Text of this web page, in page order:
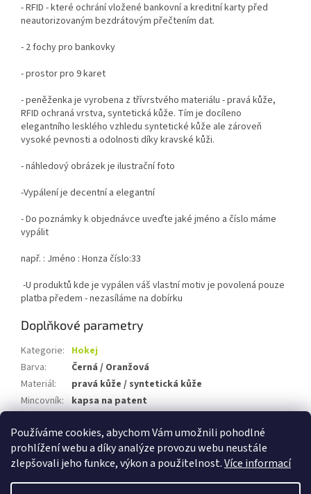
Používáme cookies, abychom Vám umožnili pohodlné
prohlížení webu a díky analýze provozu webu neustále
zlepšovali jeho funkce, výkon a použitelnost.Více informací
- RFID -které ochrání vložené bankovní a kreditní karty před
neautorizovaným bezdrátovým přečtením dat.
- 2 fochy pro bankovky
- prostor pro 9 karet
- peněženka je vyrobena z třívrstvého materiálu - pravá kůže,
RFID ochraná vrstva, syntetická kůže. Tím je docíleno
elegantního lesklého vzhledu syntetické kůže ale zároveň
vysoké pevnosti a odolnosti díky kravské kůži.
- náhledový obrázek je ilustrační foto
-Vypálení je decentní a elegantní
- Do poznámky k objednávce uveďte jaké jméno a číslo máme
vypálit
např. : Jméno : Honza číslo:33
-U produktů kde je vypálen váš vlastní motiv je povolená pouze
platba předem - nezasíláme na dobírku
Doplňkové parametry
Kategorie: Hokej
Barva:
Černá / Oranžová
Materiál:
pravá kůže / syntetická kůže
Mincovník:
kapsa na patent
Položka byla vyprodána…